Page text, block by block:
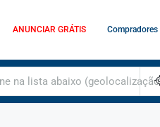
ANUNCIAR GRÁTIS Compradores